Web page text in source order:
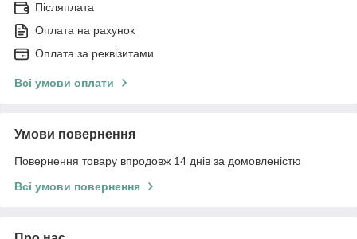
Післяплата
Оплата на рахунок
Оплата за реквізитами
Всі умови оплати
Умови повернення
Повернення товару впродовж 14 днів за домовленістю
Всі умови повернення